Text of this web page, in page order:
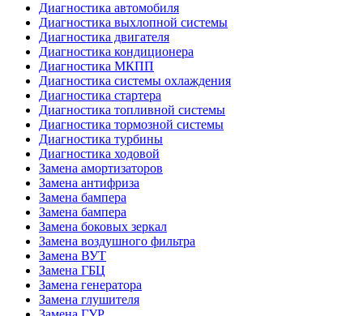
Диагностика автомобиля
Диагностика выхлопной системы
Диагностика двигателя
Диагностика кондиционера
Диагностика МКПП
Диагностика системы охлаждения
Диагностика стартера
Диагностика топливной системы
Диагностика тормозной системы
Диагностика турбины
Диагностика ходовой
Замена амортизаторов
Замена антифриза
Замена бампера
Замена бампера
Замена боковых зеркал
Замена воздушного фильтра
Замена ВУТ
Замена ГБЦ
Замена генератора
Замена глушителя